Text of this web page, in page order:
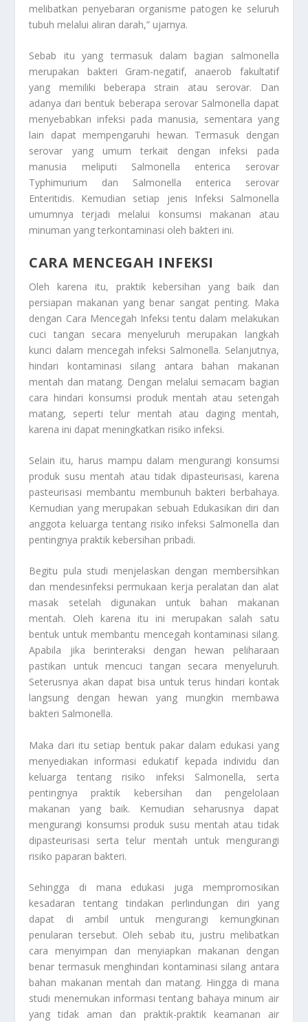
melibatkan penyebaran organisme patogen ke seluruh
tubuh melalui aliran darah,” ujarnya.
Sebab itu yang termasuk dalam bagian salmonella
merupakan bakteri Gram-negatif, anaerob fakultatif
yang memiliki beberapa strain atau serovar. Dan
adanya dari bentuk beberapa serovar Salmonella dapat
menyebabkan infeksi pada manusia, sementara yang
lain dapat mempengaruhi hewan. Termasuk dengan
serovar yang umum terkait dengan infeksi pada
manusia meliputi Salmonella enterica serovar
Typhimurium dan Salmonella enterica serovar
Enteritidis. Kemudian setiap jenis Infeksi Salmonella
umumnya terjadi melalui konsumsi makanan atau
minuman yang terkontaminasi oleh bakteri ini.
CARA MENCEGAH INFEKSI
Oleh karena itu, praktik kebersihan yang baik dan
persiapan makanan yang benar sangat penting. Maka
dengan Cara Mencegah Infeksi tentu dalam melakukan
cuci tangan secara menyeluruh merupakan langkah
kunci dalam mencegah infeksi Salmonella. Selanjutnya,
hindari kontaminasi silang antara bahan makanan
mentah dan matang. Dengan melalui semacam bagian
cara hindari konsumsi produk mentah atau setengah
matang, seperti telur mentah atau daging mentah,
karena ini dapat meningkatkan risiko infeksi.
Selain itu, harus mampu dalam mengurangi konsumsi
produk susu mentah atau tidak dipasteurisasi, karena
pasteurisasi membantu membunuh bakteri berbahaya.
Kemudian yang merupakan sebuah Edukasikan diri dan
anggota keluarga tentang risiko infeksi Salmonella dan
pentingnya praktik kebersihan pribadi.
Begitu pula studi menjelaskan dengan membersihkan
dan mendesinfeksi permukaan kerja peralatan dan alat
masak setelah digunakan untuk bahan makanan
mentah. Oleh karena itu ini merupakan salah satu
bentuk untuk membantu mencegah kontaminasi silang.
Apabila jika berinteraksi dengan hewan peliharaan
pastikan untuk mencuci tangan secara menyeluruh.
Seterusnya akan dapat bisa untuk terus hindari kontak
langsung dengan hewan yang mungkin membawa
bakteri Salmonella.
Maka dari itu setiap bentuk pakar dalam edukasi yang
menyediakan informasi edukatif kepada individu dan
keluarga tentang risiko infeksi Salmonella, serta
pentingnya praktik kebersihan dan pengelolaan
makanan yang baik. Kemudian seharusnya dapat
mengurangi konsumsi produk susu mentah atau tidak
dipasteurisasi serta telur mentah untuk mengurangi
risiko paparan bakteri.
Sehingga di mana edukasi juga mempromosikan
kesadaran tentang tindakan perlindungan diri yang
dapat di ambil untuk mengurangi kemungkinan
penularan tersebut. Oleh sebab itu, justru melibatkan
cara menyimpan dan menyiapkan makanan dengan
benar termasuk menghindari kontaminasi silang antara
bahan makanan mentah dan matang. Hingga di mana
studi menemukan informasi tentang bahaya minum air
yang tidak aman dan praktik-praktik keamanan air